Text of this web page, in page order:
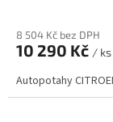
8 504 Kč bez DPH
10 290 Kč / ks
Autopotahy